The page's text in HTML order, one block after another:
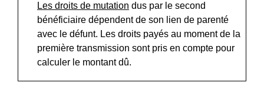
Les droits de mutation dus par le second
bénéficiaire dépendent de son lien de parenté
avec le défunt. Les droits payés au moment de la
première transmission sont pris en compte pour
calculer le montant dû.